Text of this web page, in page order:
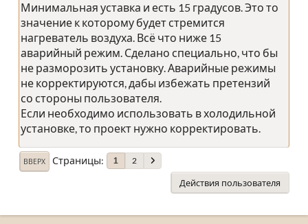
Минимальная уставка и есть 15 градусов. Это то
значение к которому будет стремится
нагреватель воздуха. Всё что ниже 15
аварийный режим. Сделано специально, что бы
не разморозить установку. Аварийные режимы
не корректируются, дабы избежать претензий
со стороны пользователя.
Если необходимо использовать в холодильной
установке, то проект нужно корректировать.
ВВЕРХ Страницы 1 2
Действия пользователя